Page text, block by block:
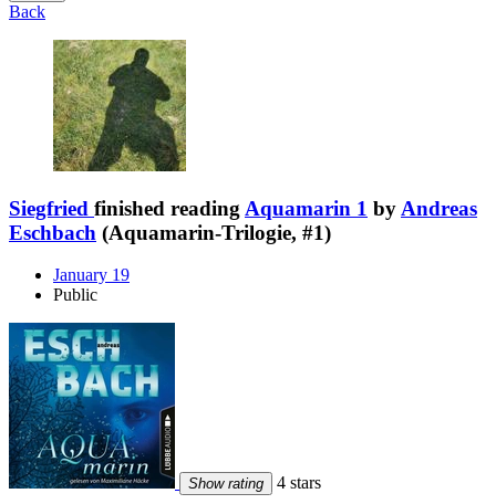
Back
Siegfried finished reading Aquamarin 1 by Andreas
Eschbach (Aquamarin-Trilogie, #1)
January 19
Public
Show rating 4 stars